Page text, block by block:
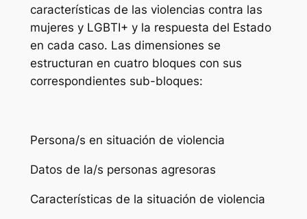
características de las violencias contra las
mujeres y LGBTI+ y la respuesta del Estado
en cada caso. Las dimensiones se
estructuran en cuatro bloques con sus
correspondientes sub-bloques:
Persona/s en situación de violencia
Datos de la/s personas agresoras
Características de la situación de violencia